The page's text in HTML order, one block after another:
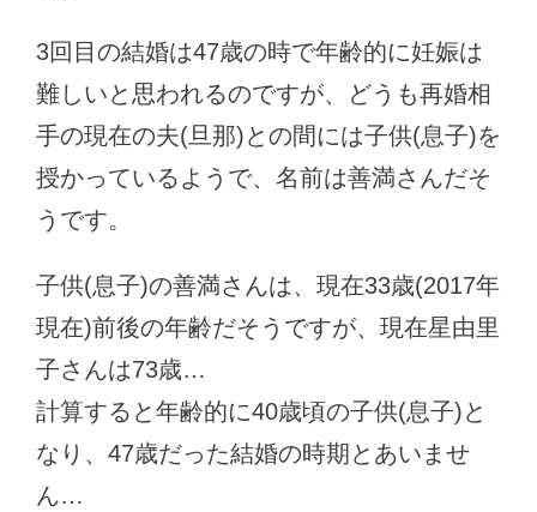
3回目の結婚は47歳の時で年齢的に妊娠は
難しいと思われるのですが、どうも再婚相
手の現在の夫(旦那)との間には子供(息子)を
授かっているようで、名前は善満さんだそ
うです。
子供(息子)の善満さんは、現在33歳(2017年
現在)前後の年齢だそうですが、現在星由里
子さんは73歳…
計算すると年齢的に40歳頃の子供(息子)と
なり、47歳だった結婚の時期とあいませ
ん…